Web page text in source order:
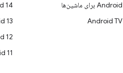
Android برای ماشین‌ها
Android TV
14
13
12
11